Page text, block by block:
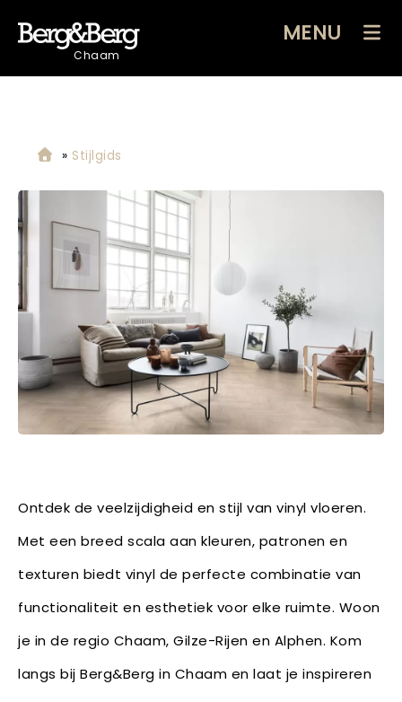
Chaam
MENU
» Stijlgids
Ontdek de veelzijdigheid en stijl van vinyl vloeren.
Met een breed scala aan kleuren, patronen en
texturen biedt vinyl de perfecte combinatie van
functionaliteit en esthetiek voor elke ruimte. Woon
je in de regio Chaam, Gilze-Rijen en Alphen. Kom
langs bij Berg&Berg in Chaam en laat je inspireren